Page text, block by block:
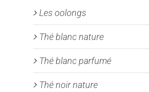
Les oolongs
Thé blanc nature
Thé blanc parfumé
Thé noir nature